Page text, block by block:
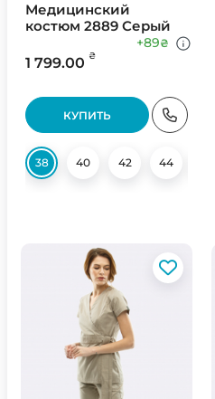
Медицинский
костюм 2889 Серый
1 799.00 ₴
+89₴
КУПИТЬ
38 40 42 44